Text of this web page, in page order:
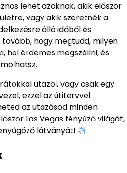
lehet azoknak, akik először
vagy akik szeretnék a
álló időből és
hogy megtudd, milyen
hol érdemes megszállni, és
utazol, vagy csak egy
ezzel az útitervvel
az utazásod minden
Las Vegas fényűző világát,
látványát!